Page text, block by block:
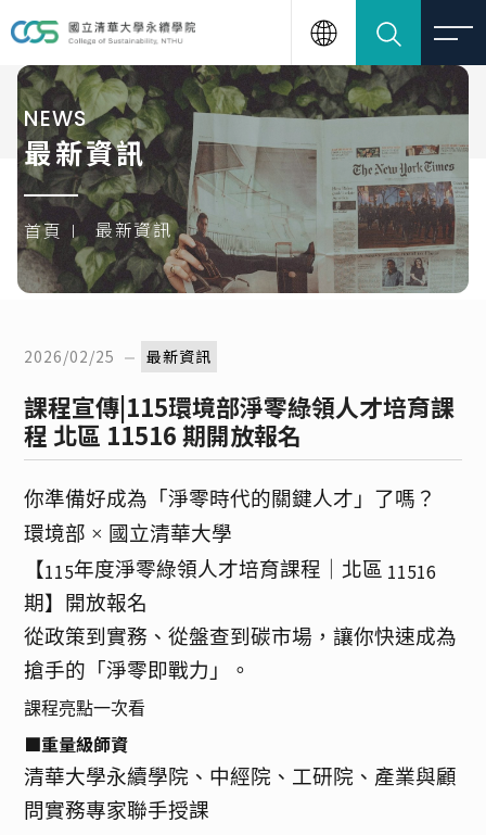
NEWS
最新資訊
首頁 最新資訊
2026/02/25 最新資訊
課程宣傳|115環境部淨零綠領人才培育課
程 北區 11516 期開放報名
你準備好成為「淨零時代的關鍵人才」了嗎？
環境部 × 國立清華大學
【115年度淨零綠領人才培育課程｜北區 11516
期】開放報名
從政策到實務、從盤查到碳市場，讓你快速成為
搶手的「淨零即戰力」。
課程亮點一次看
■重量級師資
清華大學永續學院、中經院、工研院、產業與顧
問實務專家聯手授課